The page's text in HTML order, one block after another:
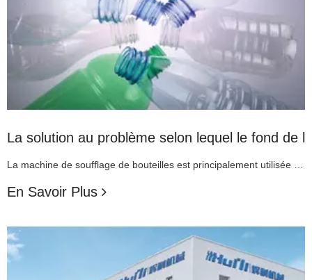
La solution au problème selon lequel le fond de
En Savoir Plus